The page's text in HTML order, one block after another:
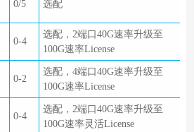
0/5 选配
0-4
选配，2端口40G速率升级至
100G速率License
0-2
选配，4端口40G速率升级至
100G速率License
0-4
选配，2端口40G速率升级至
100G速率灵活License